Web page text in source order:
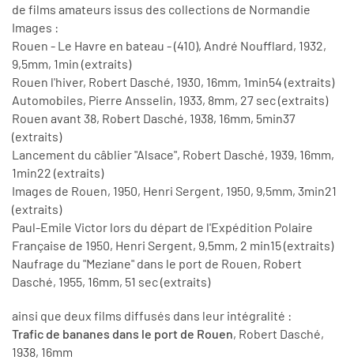
de films amateurs issus des collections de Normandie
Images :
Rouen - Le Havre en bateau - (410), André Noufflard, 1932,
9,5mm, 1min (extraits)
Rouen l'hiver, Robert Dasché, 1930, 16mm, 1min54 (extraits)
Automobiles, Pierre Ansselin, 1933, 8mm, 27 sec (extraits)
Rouen avant 38, Robert Dasché, 1938, 16mm, 5min37
(extraits)
Lancement du câblier "Alsace", Robert Dasché, 1939, 16mm,
1min22 (extraits)
Images de Rouen, 1950, Henri Sergent, 1950, 9,5mm, 3min21
(extraits)
Paul-Emile Victor lors du départ de l'Expédition Polaire
Française de 1950, Henri Sergent, 9,5mm, 2 min15 (extraits)
Naufrage du "Meziane" dans le port de Rouen, Robert
Dasché, 1955, 16mm, 51 sec (extraits)
ainsi que deux films diffusés dans leur intégralité :
Trafic de bananes dans le port de Rouen, Robert Dasché,
1938, 16mm